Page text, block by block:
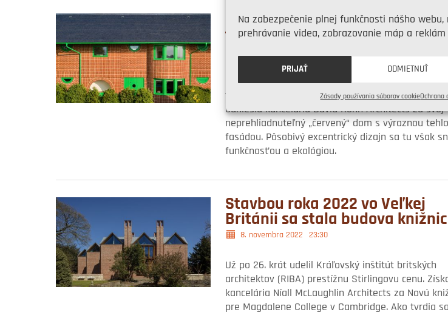
Na zabezpečenie plnej funkčnosti nášho
prehrávanie videa, zobrazovanie máp a
PRIJAŤ ODMIETNUŤ
Zásady používania súborov cookieOchrana
Britský dom roka 2022 má
tehlovú fasádu
Kráľovský inštitút britských architektov (RIBA)
víťaza ceny Dom roka 2022. Prestížne ocenenie si
odniesla kancelária David Kohn Architects za svoj
neprehliadnuteľný „červený“ dom s výraznou
fasádou. Pôsobivý excentrický dizajn sa tu však
funkčnosťou a ekológiou.
Stavbou roka 2022 vo Veľkej
Británii sa stala budova
8. novembra 2022 23:30
Už po 26. krát udelil Kráľovský inštitút britských
architektov (RIBA) prestížnu Stirlingovu cenu.
kancelária Níall McLaughlin Architects za Novú
pre Magdalene College v Cambridge. Ako tvrdia